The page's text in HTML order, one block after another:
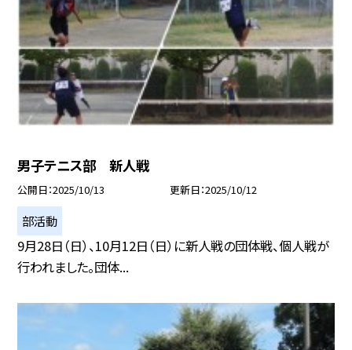
男子テニス部 新人戦
公開日 2025/10/13 更新日 2025/10/12
部活動
9月28日（日）、10月12日（日）に新人戦の団体戦、個人戦が
行われました。団体...